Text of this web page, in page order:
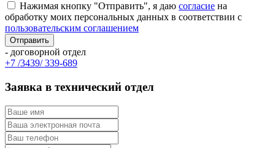
Нажимая кнопку "Отправить", я даю согласие на
обработку моих персональных данных в соответствии с
пользовательским соглашением
- договорной отдел
+7 /3439/ 339-689
Заявка в технический отдел